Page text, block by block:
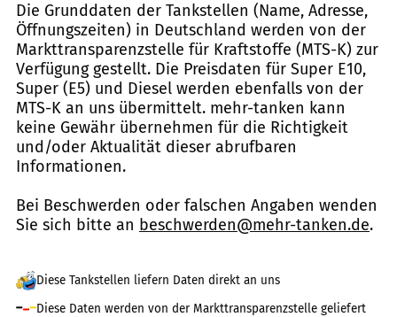
Die Grunddaten der Tankstellen (Name, Adresse,
Öffnungszeiten) in Deutschland werden von der
Markttransparenzstelle für Kraftstoffe (MTS-K) zur
Verfügung gestellt. Die Preisdaten für Super E10,
Super (E5) und Diesel werden ebenfalls von der
MTS-K an uns übermittelt. mehr-tanken kann
keine Gewähr übernehmen für die Richtigkeit
und/oder Aktualität dieser abrufbaren
Informationen.
Bei Beschwerden oder falschen Angaben wenden
Sie sich bitte an beschwerden@mehr-tanken.de.
Diese Tankstellen liefern Daten direkt an uns
Diese Daten werden von der Markttransparenzstelle geliefert